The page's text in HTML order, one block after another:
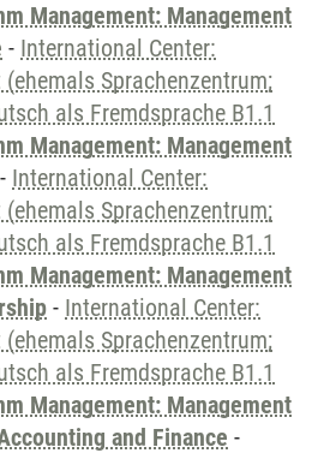
Management: Management
- International Center:
Sprachenzentrum;
als Fremdsprache B1.1
Management: Management
- International Center:
Sprachenzentrum;
als Fremdsprache B1.1
Management: Management
- International Center:
Sprachenzentrum;
als Fremdsprache B1.1
Management: Management
and Finance -